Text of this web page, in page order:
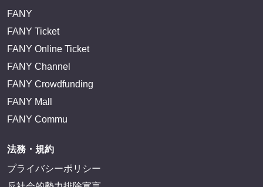
FANY
FANY Ticket
FANY Online Ticket
FANY Channel
FANY Crowdfunding
FANY Mall
FANY Commu
法務・規約
プライバシーポリシー